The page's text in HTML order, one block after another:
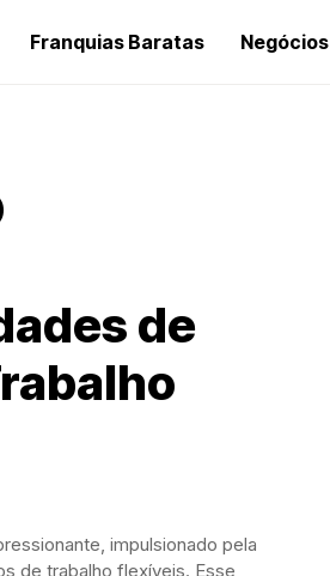
Franquias Baratas Negócios
de
impulsionado pela
de trabalho flexíveis. Esse